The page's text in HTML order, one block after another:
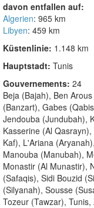
davon entfallen auf:
Algerien: 965 km
Libyen: 459 km
Küstenlinie: 1.148 km
Hauptstadt: Tunis
Gouvernements: 24
Beja (Bajah), Ben
(Banzart), Gabes
Jendouba (Jundubah),
Kasserine (Al
Kaf), L'Ariana
Manouba (Manubah),
Monastir (Al Munastir),
(Safaqis), Sidi Bouzid
(Silyanah), Sousse
Tozeur (Tawzar),